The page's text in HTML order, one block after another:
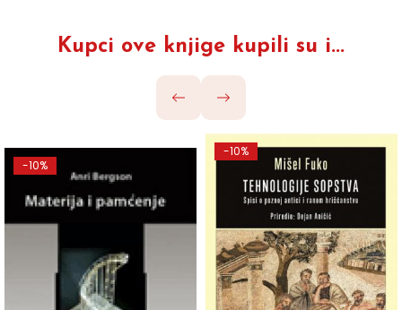
Kupci ove knjige kupili su i...
-10%
-10%